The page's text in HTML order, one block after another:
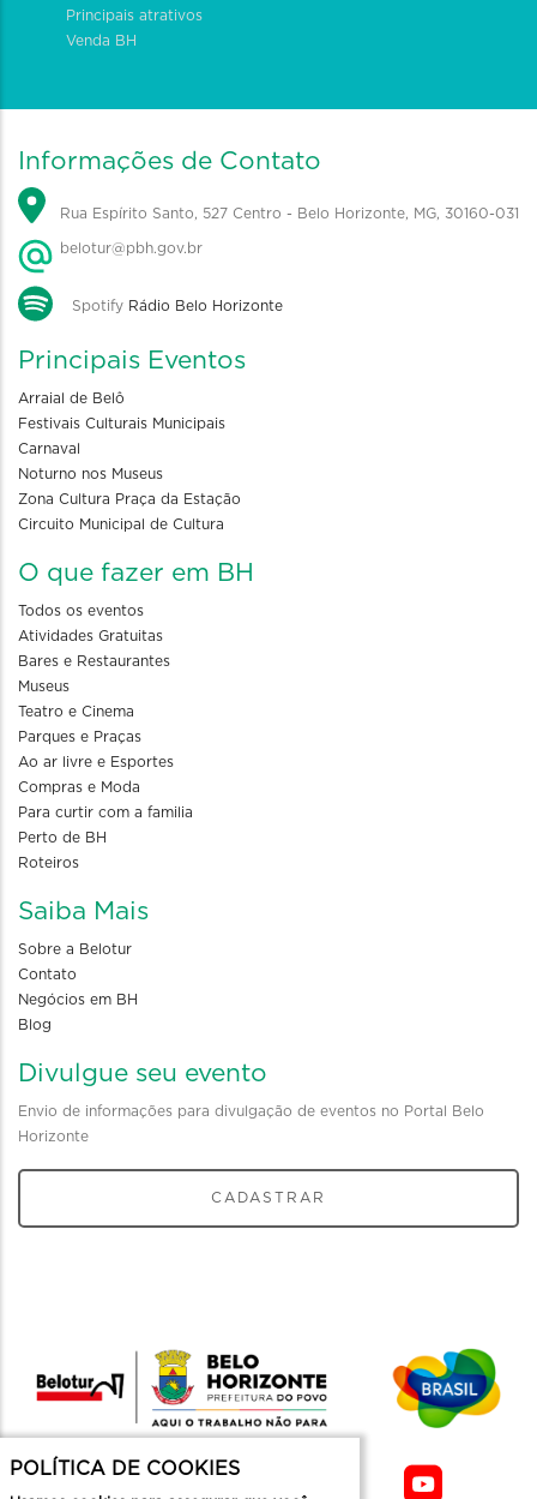
Principais atrativos
Venda BH
Informações de Contato
Rua Espírito Santo, 527 Centro - Belo Horizonte, MG, 30160-031
belotur@pbh.gov.br
Spotify Rádio Belo Horizonte
Principais Eventos
Arraial de Belô
Festivais Culturais Municipais
Carnaval
Noturno nos Museus
Zona Cultura Praça da Estação
Circuito Municipal de Cultura
O que fazer em BH
Todos os eventos
Atividades Gratuitas
Bares e Restaurantes
Museus
Teatro e Cinema
Parques e Praças
Ao ar livre e Esportes
Compras e Moda
Para curtir com a familia
Perto de BH
Roteiros
Saiba Mais
Sobre a Belotur
Contato
Negócios em BH
Blog
Divulgue seu evento
Envio de informações para divulgação de eventos no Portal Belo
Horizonte
CADASTRAR
POLÍTICA DE COOKIES